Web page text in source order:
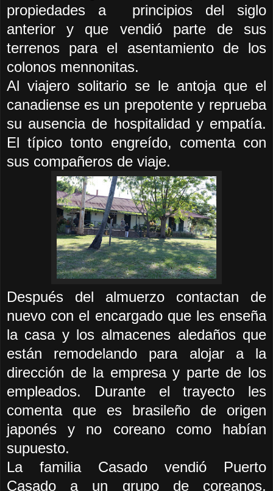
propiedades a principios del siglo
anterior y que vendió parte de sus
terrenos para el asentamiento de los
colonos mennonitas.
Al viajero solitario se le antoja que el
canadiense es un prepotente y reprueba
su ausencia de hospitalidad y empatía.
El típico tonto engreído, comenta con
sus compañeros de viaje.
Después del almuerzo contactan de
nuevo con el encargado que les enseña
la casa y los almacenes aledaños que
están remodelando para alojar a la
dirección de la empresa y parte de los
empleados. Durante el trayecto les
comenta que es brasileño de origen
japonés y no coreano como habían
supuesto.
La familia Casado vendió Puerto
Casado a un grupo de coreanos,